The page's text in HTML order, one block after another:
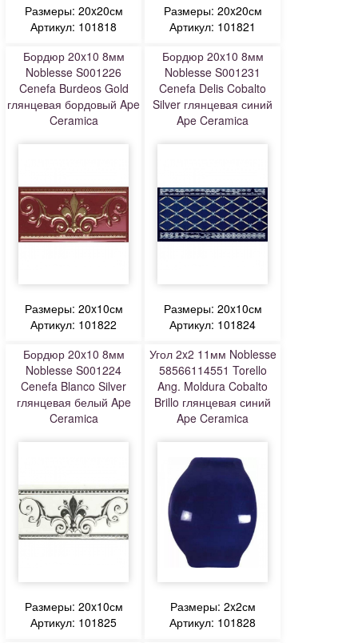
Размеры: 20x20см
Артикул: 101818
Размеры: 20x20см
Артикул: 101821
Бордюр 20x10 8мм
Noblesse S001226
Cenefa Burdeos Gold
глянцевая бордовый Ape
Ceramica
Размеры: 20x10см
Артикул: 101822
Бордюр 20x10 8мм
Noblesse S001231
Cenefa Delis Cobalto
Silver глянцевая синий
Ape Ceramica
Размеры: 20x10см
Артикул: 101824
Бордюр 20x10 8мм
Noblesse S001224
Cenefa Blanco Silver
глянцевая белый Ape
Ceramica
Размеры: 20x10см
Артикул: 101825
Угол 2x2 11мм Noblesse
58566114551 Torello
Ang. Moldura Cobalto
Brillo глянцевая синий
Ape Ceramica
Размеры: 2x2см
Артикул: 101828